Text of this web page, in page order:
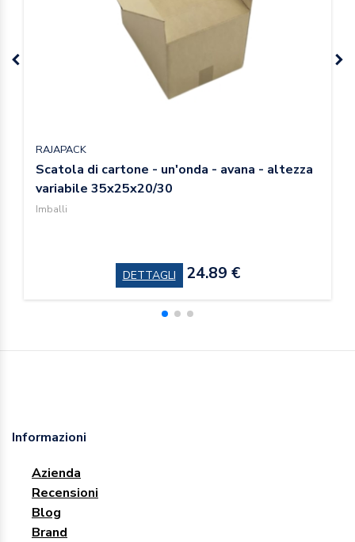
RAJAPACK
Scatola di cartone - un'onda - avana - altezza
variabile 35x25x20/30
Imballi
DETTAGLI 24.89 €
Informazioni
Azienda
Recensioni
Blog
Brand